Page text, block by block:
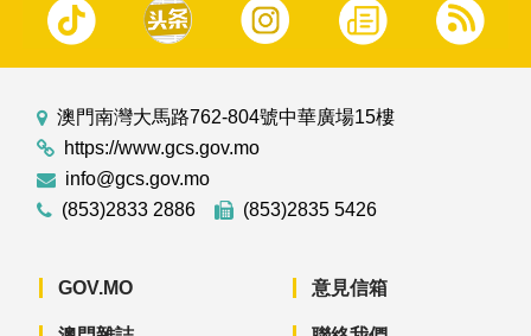
澳門南灣大馬路762-804號中華廣場15樓
https://www.gcs.gov.mo
info@gcs.gov.mo
(853)2833 2886
(853)2835 5426
GOV.MO 意見信箱